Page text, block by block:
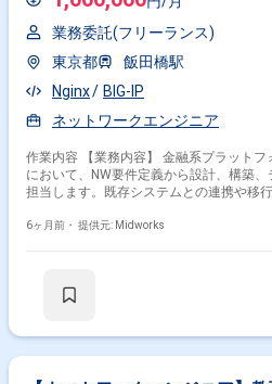
業務委託(フリーランス)
東京都
飯田橋駅
Nginx
BIG-IP
ネットワークエンジニア
作業内容 【業務内容】 金融系プラットフォームサービスの新規基盤構築
において、NW要件定義から設計、構築
担当します。既存システムとの連携や移
容】 ・Cisco、Arista機器を用いたL2/L3ネットワークの設計・構築 ・BIG-
業の実施 ・関連ドキュメントの作成 ・チームメンバーとの協力によるプ
6ヶ月前・ 提供元: Midworks
その他開発言語・スキルから探す
Linux Catalyst
Apache
Oracle
Windows Server
その他の職種から探す
ネットワークエンジニア
イン
サーバーエンジニア